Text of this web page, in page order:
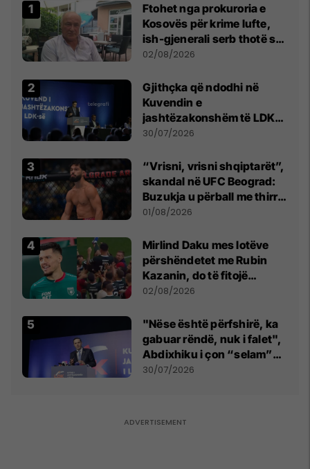
Ftohet nga prokuroria e
Kosovës për krime lufte,
ish-gjenerali serb thotë se
dikush e tradhtoi në
02/08/2026
Gjithçka që ndodhi në
Kuvendin e
jashtëzakonshëm të LDK-
së
30/07/2026
“Vrisni, vrisni shqiptarët”,
skandal në UFC Beograd:
Buzukja u përball me thirrje
anti-shqiptare nga
01/08/2026
Mirlind Daku mes lotëve
përshëndetet me Rubin
Kazanin, do të fitojë
miliona te Spartak Moska
02/08/2026
"Nëse është përfshirë, ka
gabuar rëndë, nuk i falet",
Abdixhiku i çon “selam”
Përparim Ramës
30/07/2026